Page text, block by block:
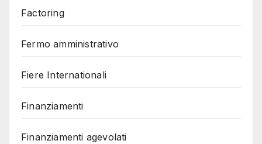
Factoring
Fermo amministrativo
Fiere Internationali
Finanziamenti
Finanziamenti agevolati